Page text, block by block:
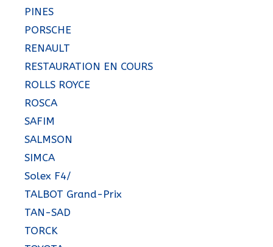
PINES
PORSCHE
RENAULT
RESTAURATION EN COURS
ROLLS ROYCE
ROSCA
SAFIM
SALMSON
SIMCA
Solex F4/
TALBOT Grand-Prix
TAN-SAD
TORCK